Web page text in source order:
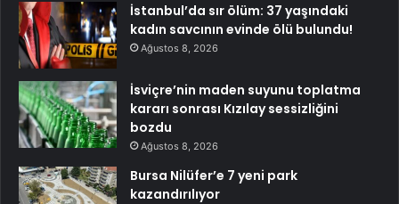
İstanbul’da sır ölüm: 37 yaşındaki
kadın savcının evinde ölü bulundu!
Ağustos 8, 2026
İsviçre’nin maden suyunu toplatma
kararı sonrası Kızılay sessizliğini
bozdu
Ağustos 8, 2026
Bursa Nilüfer’e 7 yeni park
kazandırılıyor